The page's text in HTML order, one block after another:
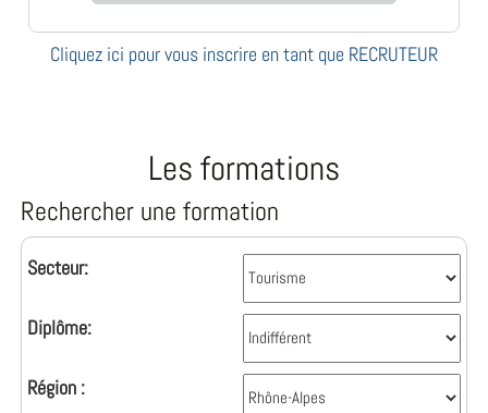
Cliquez ici pour vous inscrire en tant que RECRUTEUR
Les formations
Rechercher une formation
Secteur:
Diplôme:
Région :